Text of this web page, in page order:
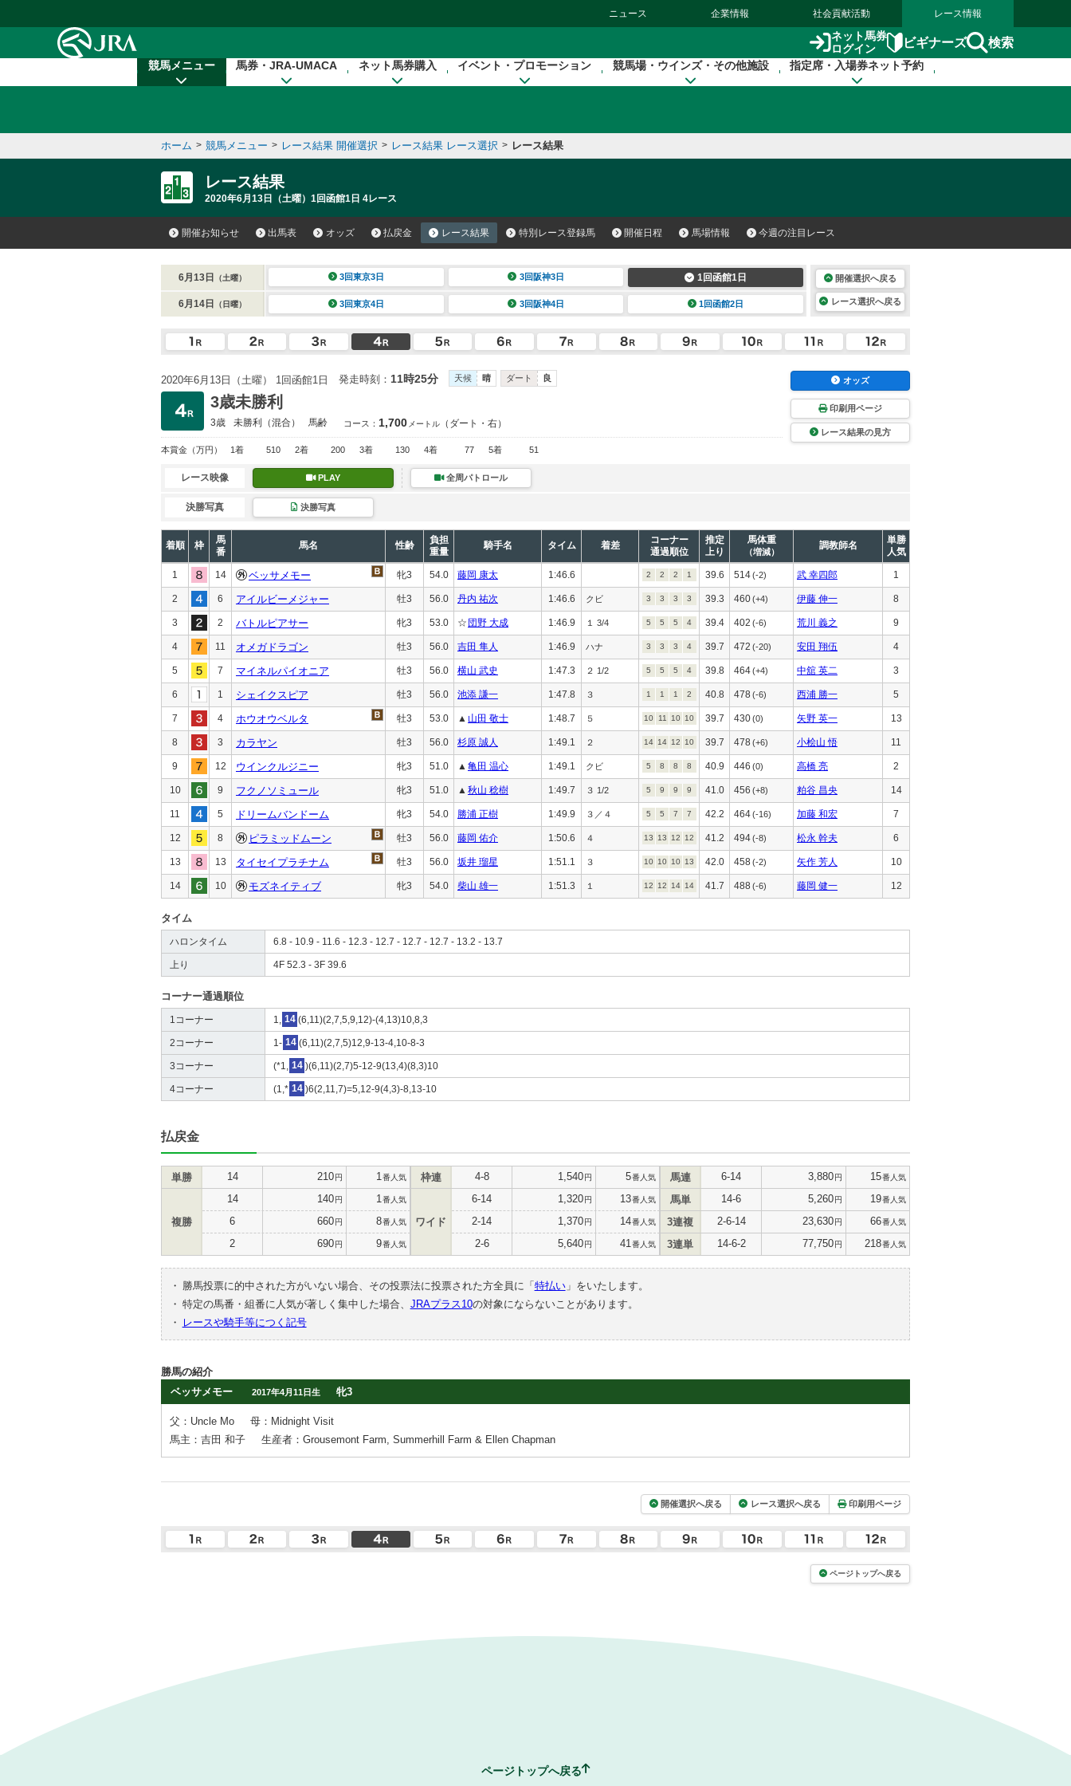
ニュース 企業情報 社会貢献活動 レース情報
ネット馬券
ログイン
ビギナーズ 検索
競馬メニュー 馬券・JRA-UMACA ネット馬券購入 イベント・プロモーション 競馬場・ウインズ・その他施設 指定席・入場券ネット予約
ホーム > 競馬メニュー > レース結果 開催選択 > レース結果 レース選択 > レース結果
レース結果
2020年6月13日（土曜）1回函館1日 4レース
開催お知らせ 出馬表 オッズ 払戻金 レース結果 特別レース登録馬 開催日程 馬場情報 今週の注目レース
6月13日 （土曜） 3回東京3日 3回阪神3日 1回函館1日
6月14日 （日曜） 3回東京4日 3回阪神4日 1回函館2日
開催選択へ戻る
レース選択へ戻る
2020年6月13日（土曜） 1回函館1日 発走時刻： 11時25分 天候 晴 ダート 良
3歳未勝利
3歳 未勝利 （混合） 馬齢 コース： 1,700 メートル （ダート・右）
本賞金 （万円） 1着 510 2着 200 3着 130 4着 77 5着 51
オッズ
印刷用ページ
レース結果の見方
レース映像 PLAY 全周パトロール
決勝写真 決勝写真
着順 枠
馬
番
馬名 性齢
負担
重量
騎手名 タイム 着差
コーナー
通過順位
推定
上り
馬体重
（増減）
調教師名
単勝
人気
1 14 ベッサメモー 牝3 54.0 藤岡 康太 1:46.6 2 2 2 1 39.6 514(-2) 武 幸四郎 1
2 6 アイルビーメジャー 牡3 56.0 丹内 祐次 1:46.6 クビ 3 3 3 3 39.3 460(+4) 伊藤 伸一 8
3 2 バトルピアサー 牝3 53.0 ☆ 団野 大成 1:46.9 １ 3/4 5 5 5 4 39.4 402 (-6) 荒川 義之 9
4 11 オメガドラゴン 牡3 56.0 吉田 隼人 1:46.9 ハナ 3 3 3 4 39.7 472 (-20) 安田 翔伍 4
5 7 マイネルパイオニア 牡3 56.0 横山 武史 1:47.3 ２ 1/2 5 5 5 4 39.8 464(+4) 中舘 英二 3
6 1 シェイクスピア 牡3 56.0 池添 謙一 1:47.8 ３ 1 1 1 2 40.8 478 (-6) 西浦 勝一 5
7 4 ホウオウベルタ 牡3 53.0 ▲ 山田 敬士 1:48.7 ５ 10 11 10 10 39.7 430(0) 矢野 英一 13
8 3 カラヤン 牡3 56.0 杉原 誠人 1:49.1 ２ 14 14 12 10 39.7 478 (+6) 小桧山 悟 11
9 12 ウインクルジニー 牝3 51.0 ▲ 亀田 温心 1:49.1 クビ 5 8 8 8 40.9 446 (0) 高橋 亮 2
10 9 フクノソミュール 牝3 51.0 ▲ 秋山 稔樹 1:49.7 ３ 1/2 5 9 9 9 41.0 456 (+8) 粕谷 昌央 14
11 5 ドリームバンドーム 牝3 54.0 勝浦 正樹 1:49.9 ３／４ 5 5 7 7 42.2 464(-16) 加藤 和宏 7
12 8 ピラミッドムーン 牡3 56.0 藤岡 佑介 1:50.6 ４ 13 13 12 12 41.2 494(-8) 松永 幹夫 6
13 13 タイセイプラチナム 牡3 56.0 坂井 瑠星 1:51.1 ３ 10 10 10 13 42.0 458(-2) 矢作 芳人 10
14 10 モズネイティブ 牝3 54.0 柴山 雄一 1:51.3 １ 12 12 14 14 41.7 488 (-6) 藤岡 健一 12
タイム
ハロンタイム 6.8 - 10.9 - 11.6 - 12.3 - 12.7 - 12.7 - 12.7 - 13.2 - 13.7
上り 4F 52.3 - 3F 39.6
コーナー通過順位
1コーナー 1, 14 (6,11)(2,7,5,9,12)-(4,13)10,8,3
2コーナー 1- 14 (6,11)(2,7,5)12,9-13-4,10-8-3
3コーナー (*1, 14 )(6,11)(2,7)5-12-9(13,4)(8,3)10
4コーナー (1,* 14 )6(2,11,7)=5,12-9(4,3)-8,13-10
払戻金
単勝 14 210円 1 番人気
複勝
14 140円 1 番人気
6 660円 8番人気
2 690円 9番人気
枠連 4-8 1,540円 5番人気
ワイド
6-14 1,320円 13番人気
2-14 1,370円 14番人気
2-6 5,640円 41 番人気
馬連 6-14 3,880円 15番人気
馬単 14-6 5,260円 19番人気
3連複 2-6-14 23,630円 66番人気
3連単 14-6-2 77,750円 218番人気
・ 勝馬投票に的中された方がいない場合、その投票法に投票された方全員に「 特払い」をいたします。
・ 特定の馬番・組番に人気が著しく集中した場合、 JRAプラス10の対象にならないことがあります。
・
レースや騎手等につく記号
勝馬の紹介
ベッサメモー
2017年4月11日生 牝3
父：Uncle Mo
母：Midnight Visit
馬主：吉田 和子
生産者：Grousemont Farm, Summerhill Farm & Ellen Chapman
開催選択へ戻る レース選択へ戻る 印刷用ページ
ページトップへ戻る
ページトップへ戻る